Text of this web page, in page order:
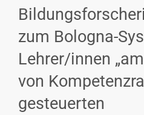
VERANSTALTUNGEN
INTERESSENSVERTRETUNG
zum Bologna-
Lehrer/innen
von
gesteuerten